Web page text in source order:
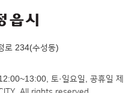
로 234(수성동)
토·일요일, 공휴일 제